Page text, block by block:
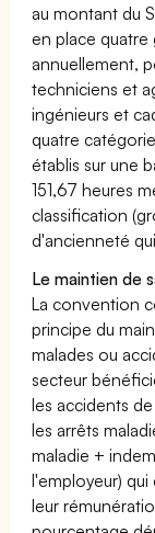
au montant du
en place quatre
annuellement,
techniciens et
ingénieurs et
quatre
établis sur une
151,67 heures
classification
d'ancienneté
Le maintien de
La convention
principe du
malades ou
secteur
les accidents
les arrêts
maladie +
l'employeur)
leur